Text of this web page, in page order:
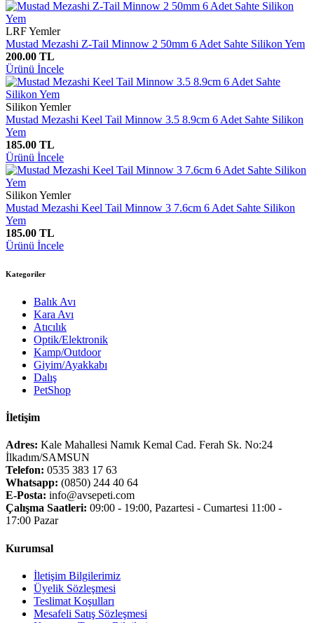
LRF Yemler
Mustad Mezashi Z-Tail Minnow 2 50mm 6 Adet Sahte Silikon Yem
200.00 TL
Ürünü İncele
Silikon Yemler
Mustad Mezashi Keel Tail Minnow 3.5 8.9cm 6 Adet Sahte Silikon
Yem
185.00 TL
Ürünü İncele
Silikon Yemler
Mustad Mezashi Keel Tail Minnow 3 7.6cm 6 Adet Sahte Silikon
Yem
185.00 TL
Ürünü İncele
Kategoriler
Balık Avı
Kara Avı
Atıcılık
Optik/Elektronik
Kamp/Outdoor
Giyim/Ayakkabı
Dalış
PetShop
İletişim
Adres: Kale Mahallesi Namık Kemal Cad. Ferah Sk. No:24
İlkadım/SAMSUN
Telefon: 0535 383 17 63
Whatsapp: (0850) 244 40 64
E-Posta: info@avsepeti.com
Çalışma Saatleri: 09:00 - 19:00, Pazartesi - Cumartesi 11:00 -
17:00 Pazar
Kurumsal
İletişim Bilgilerimiz
Üyelik Sözleşmesi
Teslimat Koşulları
Mesafeli Satış Sözleşmesi